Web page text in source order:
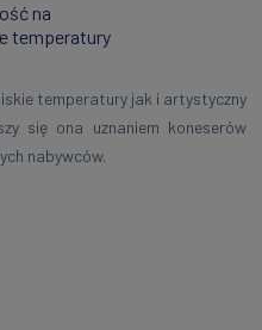
na
temperatury
temperatury jak i artystyczny
się ona uznaniem koneserów
nabywców.